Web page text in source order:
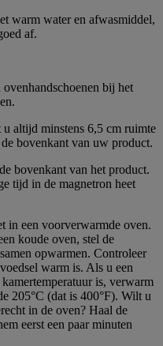
warm water en afwasmiddel,
af.
bij het
altijd minstens 6,5 cm ruimte
bovenkant van uw product.
bovenkant van het product.
tijd in de magnetron heet
in een voorverwarmde oven.
koude oven, stel de
opwarmen. Controleer
warm is. Als u een
is, verwarm
205°C (dat is 400°F). Wilt u
in de oven? Haal de
eerst een paar minuten